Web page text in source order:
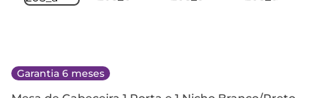
Garantia 6 meses